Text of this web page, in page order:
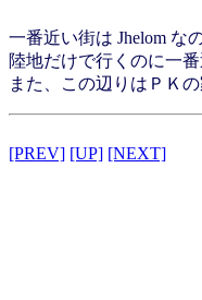
一番近い街は Jhelom な
陸地だけで行くのに一
また、この辺りはＰＫ
[PREV] [UP] [NEXT]